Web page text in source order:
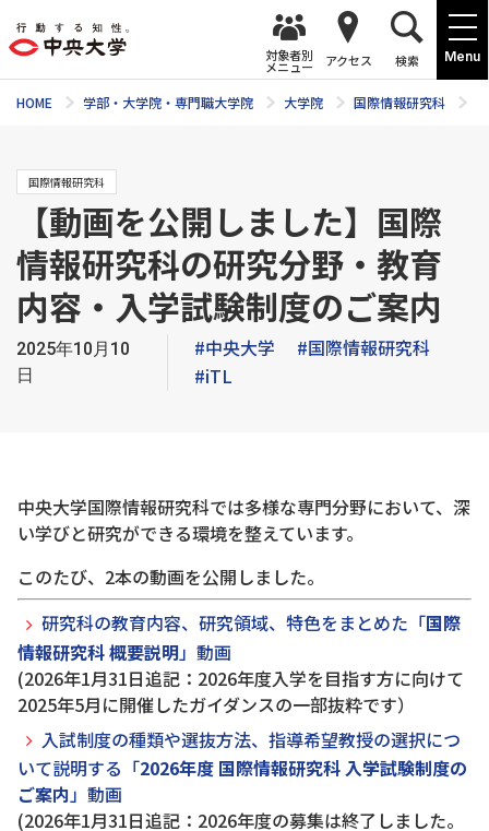
Menu
対象者別
メニュー アクセス 検索
HOME 学部・大学院・専門職大学院 大学院 国際情報研究科
国際情報研究科
【動画を公開しました】国際
情報研究科の研究分野・教育
内容・入学試験制度のご案内
2025年10月10
日
#中央大学
#国際情報研究科
#iTL
中央大学国際情報研究科では多様な専門分野において、深
い学びと研究ができる環境を整えています。
このたび、2本の動画を公開しました。
研究科の教育内容、研究領域、特色をまとめた「国際
情報研究科 概要説明」動画
(2026年1月31日追記：2026年度入学を目指す方に向けて
2025年5月に開催したガイダンスの一部抜粋です）
入試制度の種類や選抜方法、指導希望教授の選択につ
いて説明する「2026年度 国際情報研究科 入学試験制度の
ご案内」動画
(2026年1月31日追記：2026年度の募集は終了しました。